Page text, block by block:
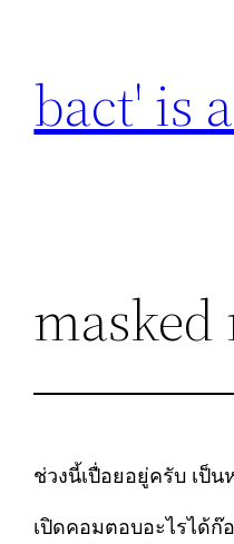
content
bact' is
ช่วงนี้เปื่อยอยู่ครับ เป็น
เปิดคอมตอบอะไรได้ก๊